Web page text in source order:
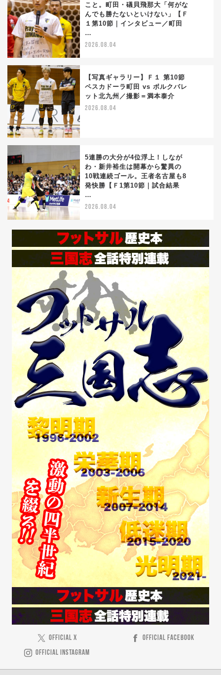
こと。町田・礒貝飛那大「何がな
んでも勝たないといけない」【Ｆ
１第10節｜インタビュー／町田
…
2026.08.04
【写真ギャラリー】Ｆ１ 第10節
ペスカドーラ町田 vs ボルクバレ
ット北九州／撮影＝満本泰介
2026.08.04
5連勝の大分が4位浮上！しなが
わ・新井裕生は開幕から驚異の
10戦連続ゴール。王者名古屋も8
発快勝【Ｆ1第10節｜試合結果
…
2026.08.04
OFFICIAL X
OFFICIAL FACEBOOK
OFFICIAL INSTAGRAM